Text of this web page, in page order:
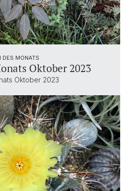
DES MONATS
Oktober 2023
Oktober 2023